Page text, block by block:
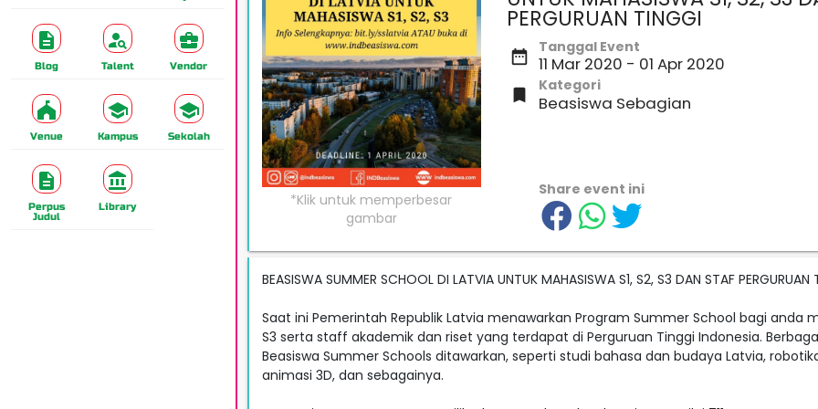
Blog Talent Vendor
Venue Kampus Sekolah
Perpus
Judul
Library
PERGURUAN TINGGI⁣
date_range Tanggal Event
11 Mar 2020 - 01 Apr 2020
 Kategori
Beasiswa Sebagian
Share event ini
BEASISWA SUMMER SCHOOL DI LATVIA UNTUK MAHASISWA S1, S2, S3 DAN STAF PERGURUAN
Saat ini Pemerintah Republik Latvia menawarkan Program Summer School bagi anda
S3 serta staff akademik dan riset yang terdapat di Perguruan Tinggi Indonesia.
Beasiswa Summer Schools ditawarkan, seperti studi bahasa dan budaya Latvia,
animasi 3D, dan sebagainya.⁣